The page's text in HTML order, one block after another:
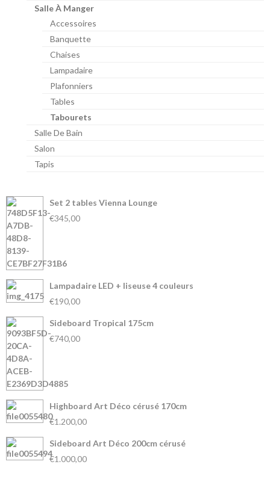
Salle À Manger
Accessoires
Banquette
Chaises
Lampadaire
Plafonniers
Tables
Tabourets
Salle De Bain
Salon
Tapis
Set 2 tables Vienna Lounge
€345,00
Lampadaire LED + liseuse 4 couleurs
€190,00
Sideboard Tropical 175cm
€740,00
Highboard Art Déco cérusé 170cm
€1.200,00
Sideboard Art Déco 200cm cérusé
€1.000,00